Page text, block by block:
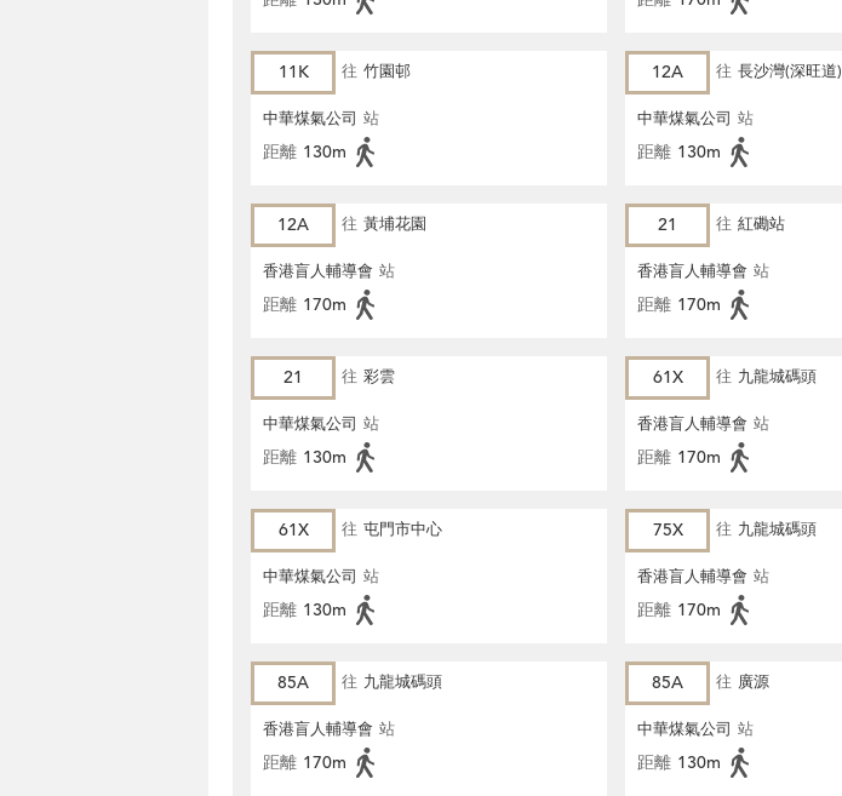
11K 往 竹園邨
中華煤氣公司 站
距離 130m
12A 往 長沙灣(深旺道)
中華煤氣公司 站
距離 130m
12A 往 黃埔花園
香港盲人輔導會 站
距離 170m
21 往 紅磡站
香港盲人輔導會 站
距離 170m
21 往 彩雲
中華煤氣公司 站
距離 130m
61X 往 九龍城碼頭
香港盲人輔導會 站
距離 170m
61X 往 屯門市中心
中華煤氣公司 站
距離 130m
75X 往 九龍城碼頭
香港盲人輔導會 站
距離 170m
85A 往 九龍城碼頭
香港盲人輔導會 站
距離 170m
85A 往 廣源
中華煤氣公司 站
距離 130m